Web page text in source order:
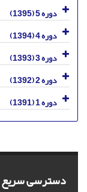
دوره 5 (1395)
دوره 4 (1394)
دوره 3 (1393)
دوره 2 (1392)
دوره 1 (1391)
دسترسی سریع